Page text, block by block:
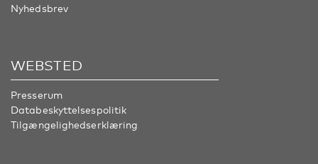
Nyhedsbrev
WEBSTED
Presserum
Databeskyttelsespolitik
Tilgængelighedserklæring